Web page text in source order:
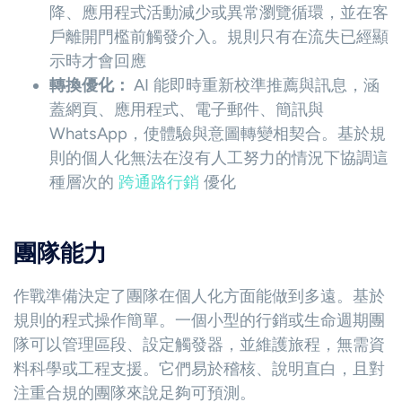
降、應用程式活動減少或異常瀏覽循環，並在客
戶離開門檻前觸發介入。規則只有在流失已經顯
示時才會回應
轉換優化： AI 能即時重新校準推薦與訊息，涵
蓋網頁、應用程式、電子郵件、簡訊與
WhatsApp，使體驗與意圖轉變相契合。基於規
則的個人化無法在沒有人工努力的情況下協調這
種層次的 跨通路行銷 優化
團隊能力
作戰準備決定了團隊在個人化方面能做到多遠。基於
規則的程式操作簡單。一個小型的行銷或生命週期團
隊可以管理區段、設定觸發器，並維護旅程，無需資
料科學或工程支援。它們易於稽核、說明直白，且對
注重合規的團隊來說足夠可預測。